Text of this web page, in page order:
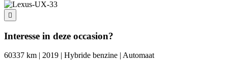
Interesse in deze occasion?
60337 km | 2019 | Hybride benzine | Automaat